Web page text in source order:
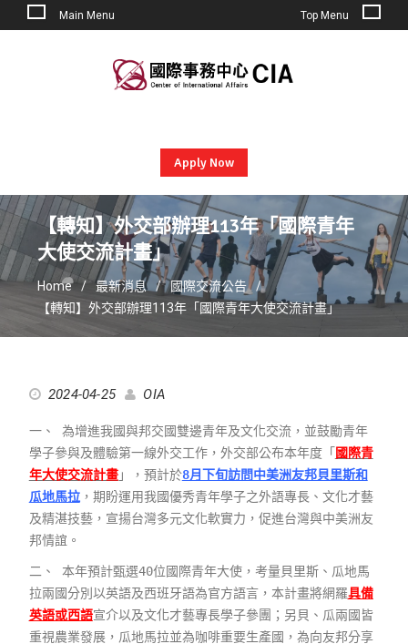
Main Menu Top Menu
Apply Now
【轉知】外交部辦理113年「國際青年
大使交流計畫」
Home 最新消息
國際交流公告
【轉知】外交部辦理113年「國際青年大使交流計畫」
2024-04-25 OIA
一、 為增進我國與邦交國雙邊青年及文化交流，並鼓勵青年
學子參與及體驗第一線外交工作，外交部公布本年度「 國際青
年大使交流計畫」，預計於8月下旬訪問中美洲友邦貝里斯和
瓜地馬拉，期盼運用我國優秀青年學子之外語專長、文化才藝
及精湛技藝，宣揚台灣多元文化軟實力，促進台灣與中美洲友
邦情誼。
二、 本年預計甄選40位國際青年大使，考量貝里斯、瓜地馬
拉兩國分別以英語及西班牙語為官方語言，本計畫將網羅具備
英語或西語宣介以及文化才藝專長學子參團；另貝、瓜兩國皆
重視農業發展，瓜地馬拉並為咖啡重要生產國，為向友邦分享